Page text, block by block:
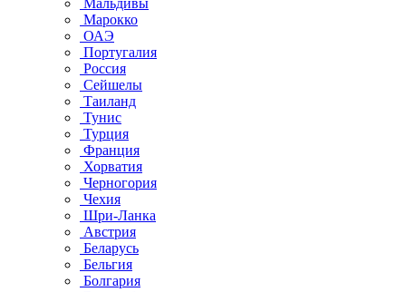
Мальдивы
Марокко
ОАЭ
Португалия
Россия
Сейшелы
Таиланд
Тунис
Турция
Франция
Хорватия
Черногория
Чехия
Шри-Ланка
Австрия
Беларусь
Бельгия
Болгария